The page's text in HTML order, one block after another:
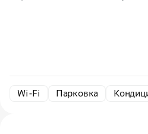
Wi-Fi Парковка